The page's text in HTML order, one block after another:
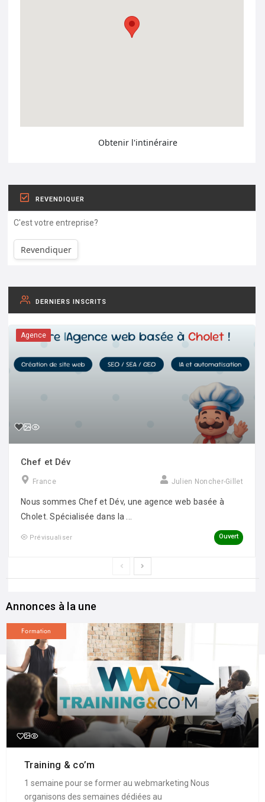
Obtenir l'intinéraire
REVENDIQUER
C'est votre entreprise?
Revendiquer
DERNIERS INSCRITS
Agence
Chef et Dév
France Julien Noncher-Gillet
Nous sommes Chef et Dév, une agence web basée à
Cholet. Spécialisée dans la ...
Prévisualiser Ouvert
Annonces à la une
Formation
Training & co’m
1 semaine pour se former au webmarketing Nous
organisons des semaines dédiées au